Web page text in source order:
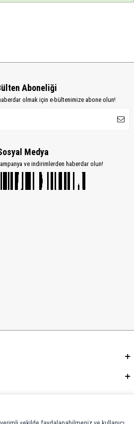
Aboneliği
olmak için e-bültenimize abone olun!
Medya
ve indirimlerden haberdar olun!